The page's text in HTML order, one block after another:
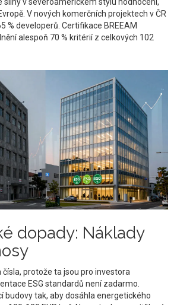
V nových komerčních projektech v ČR
% developerů. Certifikace BREEAM
alespoň 70 % kritérií z celkových 102
dopady: Náklady
čísla, protože ta jsou pro investora
ESG standardů není zadarmo.
budovy tak, aby dosáhla energetického